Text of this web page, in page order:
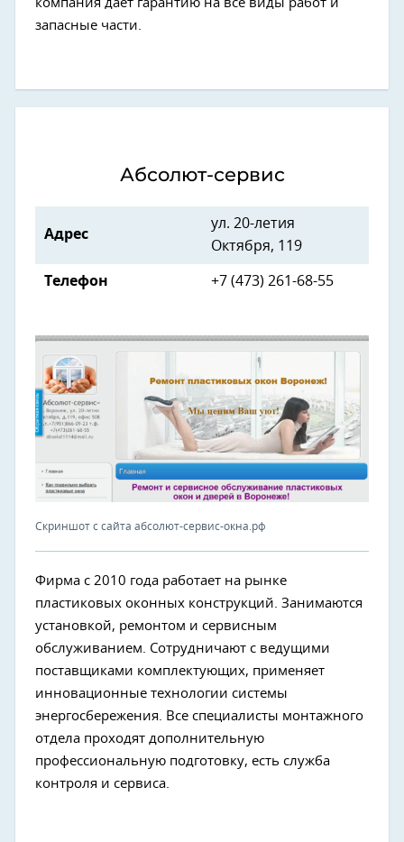
компания дает гарантию на все виды работ и
запасные части.
Абсолют-сервис
Адрес
ул. 20-летия
Октября, 119
Телефон +7 (473) 261-68-55
Скриншот с сайта абсолют-сервис-окна.рф
Фирма с 2010 года работает на рынке
пластиковых оконных конструкций. Занимаются
установкой, ремонтом и сервисным
обслуживанием. Сотрудничают с ведущими
поставщиками комплектующих, применяет
инновационные технологии системы
энергосбережения. Все специалисты монтажного
отдела проходят дополнительную
профессиональную подготовку, есть служба
контроля и сервиса.